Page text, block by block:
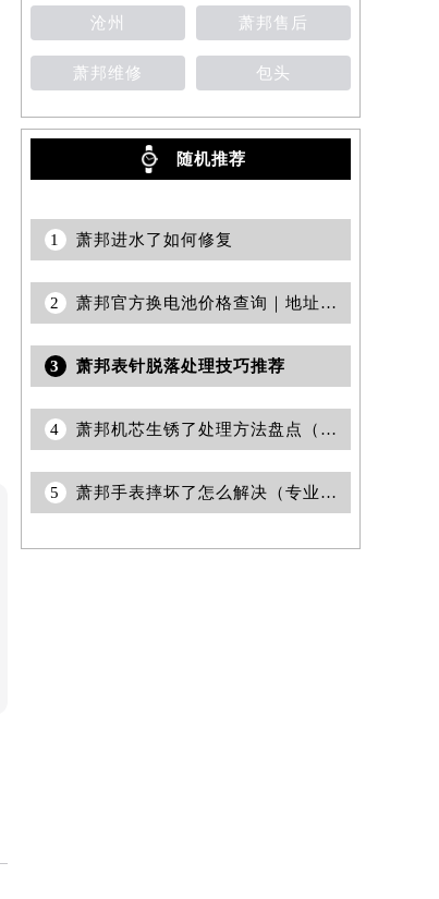
沧州 萧邦售后
萧邦维修 包头
随机推荐
1 萧邦进水了如何修复
2 萧邦官方换电池价格查询｜地址及售后服务热线权威信息公告（2026年7月最新）
3 萧邦表针脱落处理技巧推荐
4 萧邦机芯生锈了处理方法盘点（保养技巧与注意事项）
5 萧邦手表摔坏了怎么解决（专业维修指南与日常保养技巧）